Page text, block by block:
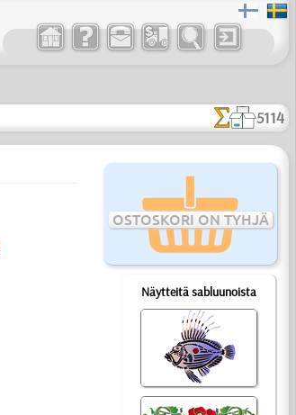
5114
OSTOSKORI ON TYHJÄ
Näytteitä sabluunoista